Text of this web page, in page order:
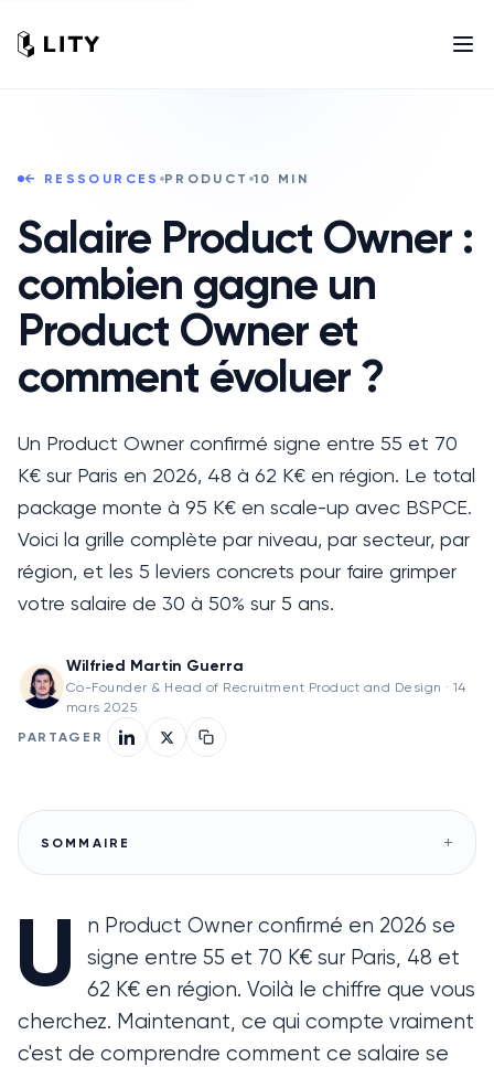
← RESSOURCES PRODUCT 10 MIN
Salaire Product Owner :
combien gagne un
Product Owner et
comment évoluer ?
Un Product Owner confirmé signe entre 55 et 70
K€ sur Paris en 2026, 48 à 62 K€ en région. Le total
package monte à 95 K€ en scale-up avec BSPCE.
Voici la grille complète par niveau, par secteur, par
région, et les 5 leviers concrets pour faire grimper
votre salaire de 30 à 50% sur 5 ans.
Wilfried Martin Guerra
Co-Founder & Head of Recruitment Product and Design · 14
mars 2025
PARTAGER
SOMMAIRE +
U
n Product Owner confirmé en 2026 se
signe entre 55 et 70 K€ sur Paris, 48 et
62 K€ en région. Voilà le chiffre que vous
cherchez. Maintenant, ce qui compte vraiment
c'est de comprendre comment ce salaire se